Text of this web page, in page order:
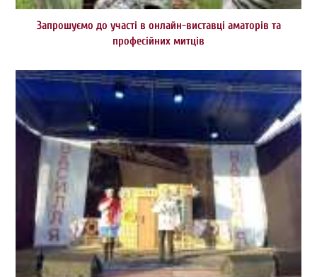
Запрошуємо до участі в онлайн-виставці аматорів та
професійних митців